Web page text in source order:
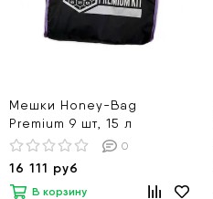
Мешки Honey-Bag
Premium 9 шт, 15 л
0
16 111 руб
В корзину